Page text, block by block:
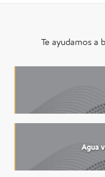
Te ayudamos a
Agua